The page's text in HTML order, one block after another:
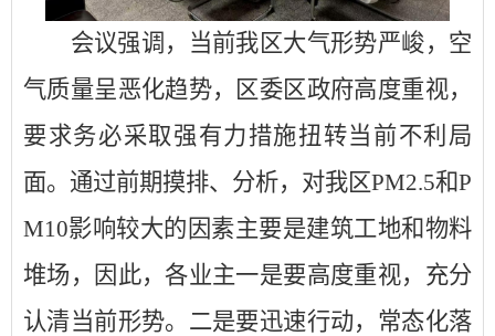
会议强调，当前我区大气形势严峻，空
气质量呈恶化趋势，区委区政府高度重视，
要求务必采取强有力措施扭转当前不利局
面。通过前期摸排、分析，对我区PM2.5和P
M10影响较大的因素主要是建筑工地和物料
堆场，因此，各业主一是要高度重视，充分
认清当前形势。二是要迅速行动，常态化落